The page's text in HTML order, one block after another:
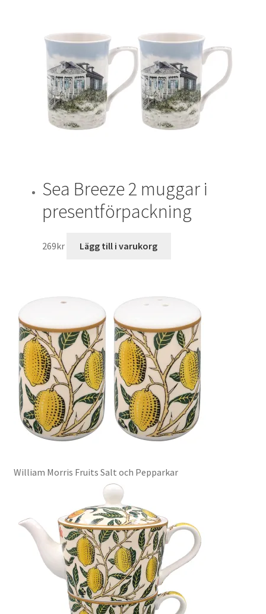
Sea Breeze 2 muggar i
presentförpackning
269kr Lägg till i varukorg
William Morris Fruits Salt och Pepparkar